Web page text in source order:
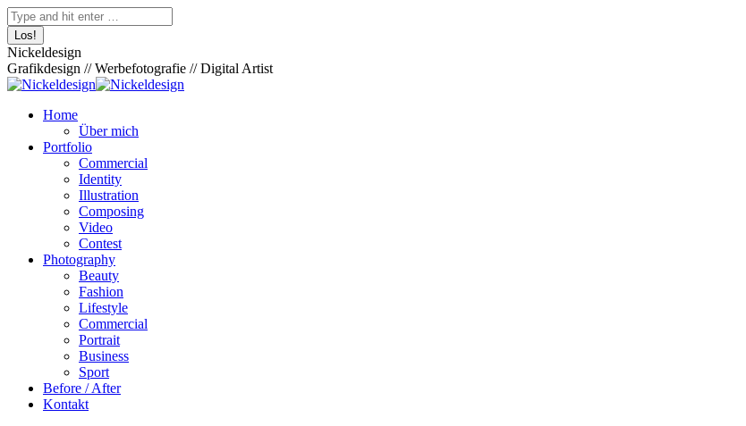
Zum
Inhalt
springen
Facebook
page
opens
in
new
window
Pinterest
page
opens
in
new
window
Skype
page
opens
in
new
window
500px
page
opens
in
new
window
XING
page
opens
in
new
window
Instagram
page
opens
in
new
window
YouTube
page
opens
in
new
window
Behance
page
opens
in
new
window
Search:
Nickeldesign
Grafikdesign // Werbefotografie // Digital Artist
Home
Über mich
Portfolio
Commercial
Identity
Illustration
Composing
Video
Contest
Photography
Beauty
Fashion
Lifestyle
Commercial
Portrait
Business
Sport
Before / After
Kontakt